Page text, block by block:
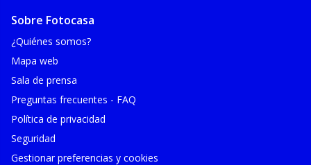
Sobre Fotocasa
¿Quiénes somos?
Mapa web
Sala de prensa
Preguntas frecuentes - FAQ
Política de privacidad
Seguridad
Gestionar preferencias y cookies